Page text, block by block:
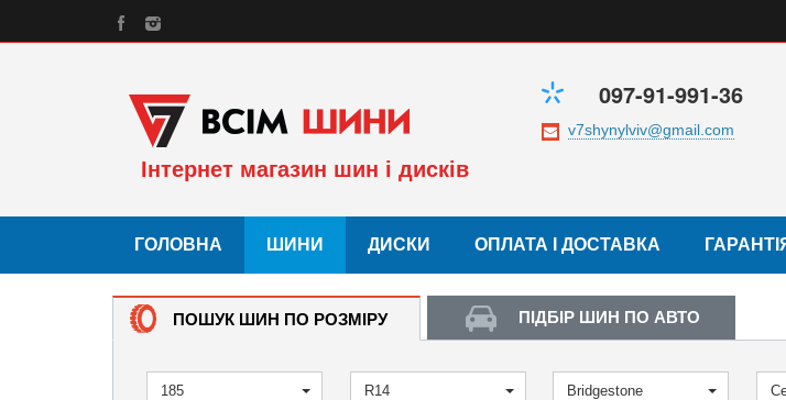
Інтернет магазин шин і дисків
097-91-991-36
ГОЛОВНА ШИНИ ДИСКИ ОПЛАТА І ДОСТАВКА
ПОШУК ШИН ПО РОЗМІРУ ПІДБІР ШИН ПО АВТО
185 R14 Bridgestone